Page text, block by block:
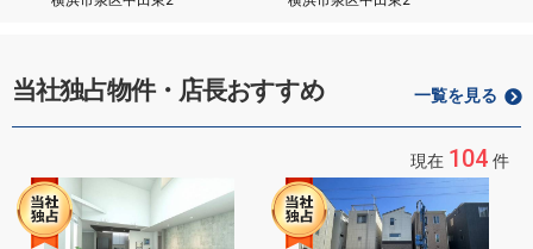
当社独占物件・店長おすすめ 一覧を見る
現在 104 件